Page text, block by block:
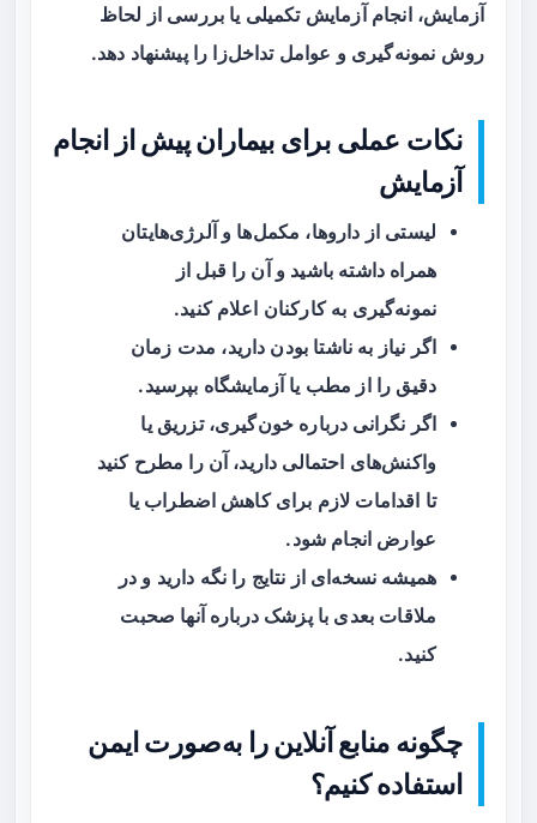
آزمایش، انجام آزمایش تکمیلی یا بررسی از لحاظ
روش نمونه‌گیری و عوامل تداخل‌زا را پیشنهاد دهد.
نکات عملی برای بیماران پیش از انجام
آزمایش
لیستی از داروها، مکمل‌ها و آلرژی‌هایتان
همراه داشته باشید و آن را قبل از
نمونه‌گیری به کارکنان اعلام کنید.
اگر نیاز به ناشتا بودن دارید، مدت زمان
دقیق را از مطب یا آزمایشگاه بپرسید.
اگر نگرانی درباره خون‌گیری، تزریق یا
واکنش‌های احتمالی دارید، آن را مطرح کنید
تا اقدامات لازم برای کاهش اضطراب یا
عوارض انجام شود.
همیشه نسخه‌ای از نتایج را نگه دارید و در
ملاقات بعدی با پزشک درباره آنها صحبت
کنید.
چگونه منابع آنلاین را به‌صورت ایمن
استفاده کنیم؟